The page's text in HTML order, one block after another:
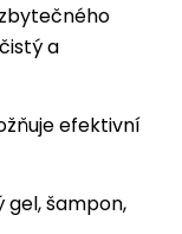
a
efektivní
šampon,